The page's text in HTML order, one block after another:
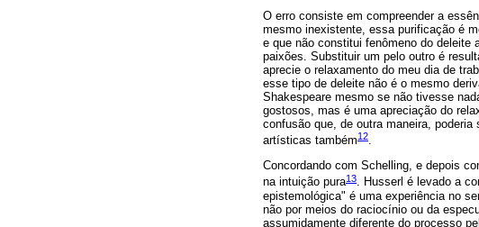
O erro consiste em compreender a
mesmo inexistente, essa purificação é
e que não constitui fenômeno do
paixões. Substituir um pelo outro é
aprecie o relaxamento do meu dia de
esse tipo de deleite não é o mesmo
Shakespeare mesmo se não tivesse
gostosos, mas é uma apreciação do
confusão que, de outra maneira,
artísticas também12.
Concordando com Schelling, e depois
na intuição pura13. Husserl é levado a
epistemológica" é uma experiência no
não por meios do raciocínio ou da
assumidamente diferente do processo